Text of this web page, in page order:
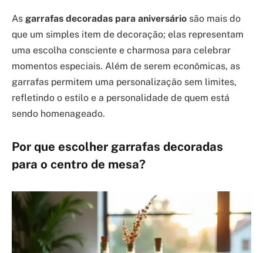
As garrafas decoradas para aniversário são mais do
que um simples item de decoração; elas representam
uma escolha consciente e charmosa para celebrar
momentos especiais. Além de serem econômicas, as
garrafas permitem uma personalização sem limites,
refletindo o estilo e a personalidade de quem está
sendo homenageado.
Por que escolher garrafas decoradas
para o centro de mesa?